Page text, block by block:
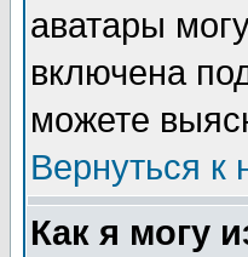
аватары
включена
можете
Вернуться к
Как я могу